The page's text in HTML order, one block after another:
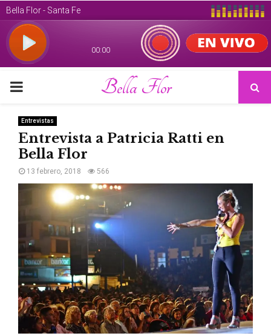
PRIMARY
MENU
Bella Flor
Entrevistas
Entrevista a Patricia Ratti en
Bella Flor
13 febrero, 2018 566